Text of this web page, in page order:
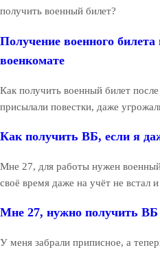
получить военный билет?
Получение военного билета
военкомате
Как получить военный билет
присылали повестки, даже
Как получить ВБ, если я
Мне 27, для работы нужен
своё время даже на учёт не встал
Мне 27, нужно получить ВБ
У меня забрали приписное, а